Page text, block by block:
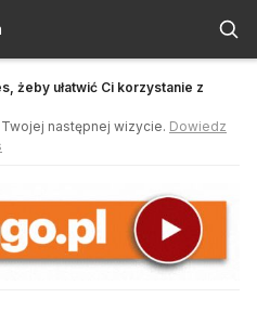
żeby ułatwić Ci korzystanie z
następnej wizycie. Dowiedz